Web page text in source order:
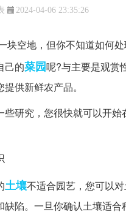
2024-04-06 23:35:26
块空地，但你不知道如何
己的菜园呢?与主要是观赏
供新鲜农产品。
些研究，您很快就可以开始
土壤不适合园艺，您可以
陷。一旦你确认土壤适合